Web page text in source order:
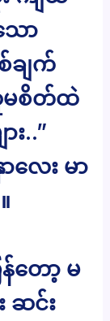
ော
ချက်
မစိတ်ထဲ
..”
လေး မာ
တော့ မ
ဆင်း